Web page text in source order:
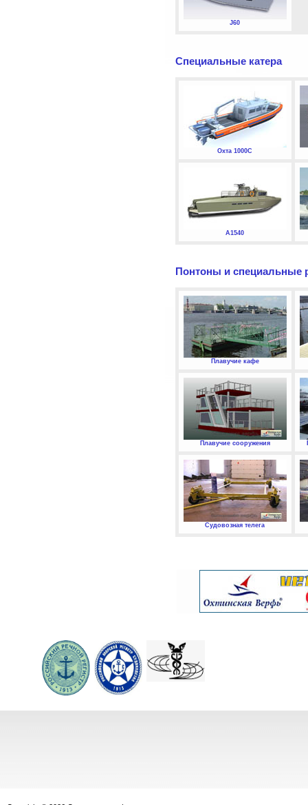
J60
Специальные катера
Охта 1000С
А1540
Понтоны и специальные
Плавучие кафе
Плавучие сооружения
Судовозная телега